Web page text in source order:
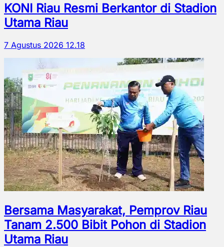
KONI Riau Resmi Berkantor di Stadion
Utama Riau
7 Agustus 2026 12.18
Bersama Masyarakat, Pemprov Riau
Tanam 2.500 Bibit Pohon di Stadion
Utama Riau